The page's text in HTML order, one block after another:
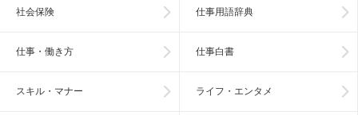
社会保険 仕事用語辞典
仕事・働き方 仕事白書
スキル・マナー ライフ・エンタメ